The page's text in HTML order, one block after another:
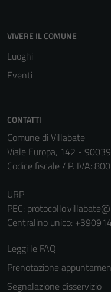
VIVERE IL COMUNE
Luoghi
Eventi
CONTATTI
Comune di Villabate
Viale Europa, 142 -
Codice fiscale / P. IVA:
URP
PEC:
Centralino unico:
Leggi le FAQ
Prenotazione
Segnalazione disservizio